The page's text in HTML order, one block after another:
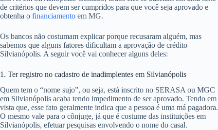
de critérios que devem ser cumpridos para que você seja aprovado e
obtenha o financiamento em MG.
Os bancos não costumam explicar porque recusaram alguém, mas
sabemos que alguns fatores dificultam a aprovação de crédito
Silvianópolis. A seguir você vai conhecer alguns deles:
1. Ter registro no cadastro de inadimplentes em Silvianópolis
Quem tem o “nome sujo”, ou seja, está inscrito no SERASA ou MGC
em Silvianópolis acaba tendo impedimento de ser aprovado. Tendo em
vista que, esse fato geralmente indica que a pessoa é uma má pagadora.
O mesmo vale para o cônjuge, já que é costume das instituições em
Silvianópolis, efetuar pesquisas envolvendo o nome do casal.